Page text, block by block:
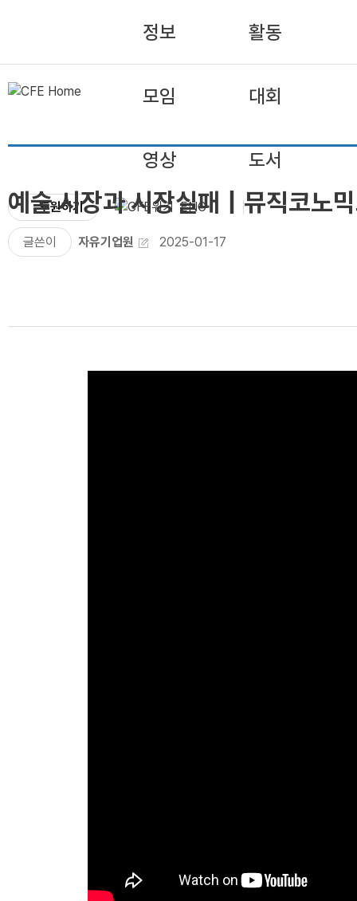
정보 활동
모임 대회
영상 도서
후원하기 ENG
예술 시장과 시장실패｜뮤직코노
글쓴이 자유기업원 2025-01-17